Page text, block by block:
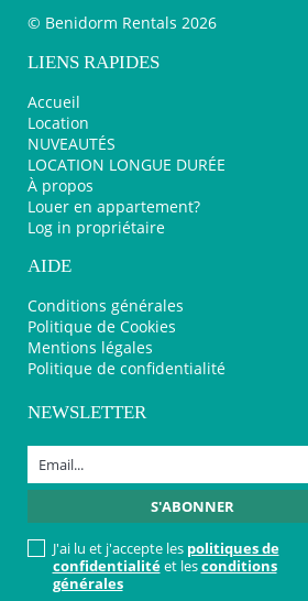
© Benidorm Rentals 2026
LIENS RAPIDES
Accueil
Location
NUVEAUTÉS
LOCATION LONGUE DURÉE
À propos
Louer en appartement?
Log in propriétaire
AIDE
Conditions générales
Politique de Cookies
Mentions légales
Politique de confidentialité
NEWSLETTER
J'ai lu et j'accepte les politiques de
confidentialitéet lesconditions
générales